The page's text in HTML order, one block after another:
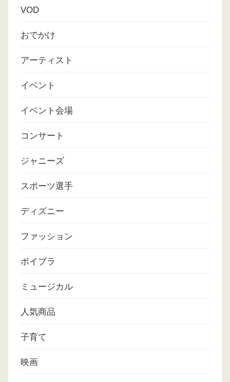
VOD
おでかけ
アーティスト
イベント
イベント会場
コンサート
ジャニーズ
スポーツ選手
ディズニー
ファッション
ボイプラ
ミュージカル
人気商品
子育て
映画